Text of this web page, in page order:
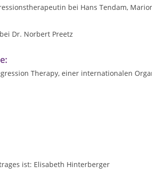
bei Hans Tendam,
Dr. Norbert Preetz
Therapy, einer internationalen
ist: Elisabeth Hinterberger